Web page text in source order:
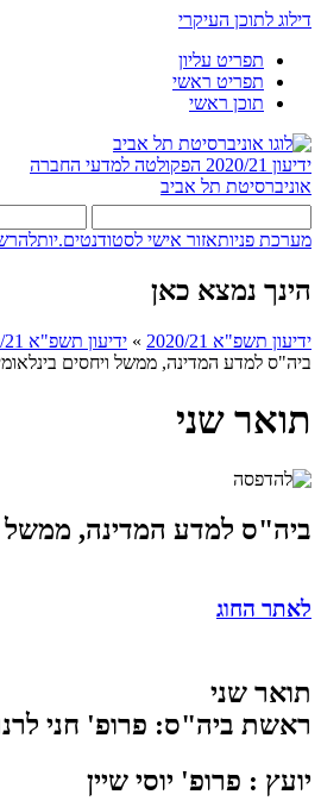
דילוג לתוכן העיקרי
תפריט עליון
תפריט ראשי
תוכן ראשי
ידיעון 2020/21
הפקולטה למדעי החברה
אוניברסיטת תל אביב
מערכת פניותאזור אישי לסטודנטים.יות
הינך נמצא כאן
ידיעון תשפ"א 2020/21 » ידיעון תשפ"א 2020/21
ביה"ס למדע המדינה, ממשל ויחסים
תואר שני
ביה"ס למדע המדינה, ממשל
לאתר החוג
תואר שני
ראשת ביה"ס: פרופ' חני
יועץ : ​פרופ' יוסי שיין